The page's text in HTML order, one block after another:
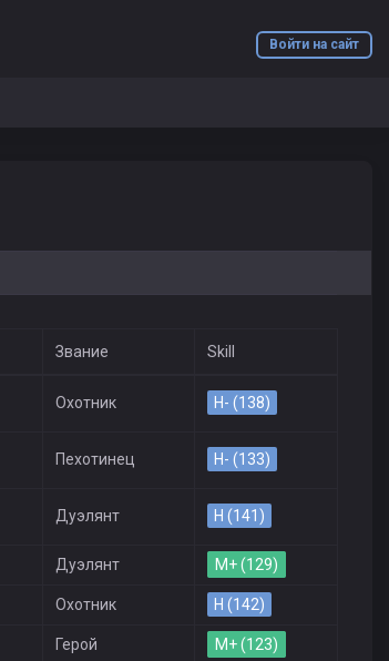
Войти на сайт
Звание Skill
Охотник H- (138)
Пехотинец H- (133)
Дуэлянт H (141)
Дуэлянт M+ (129)
Охотник H (142)
Герой M+ (123)